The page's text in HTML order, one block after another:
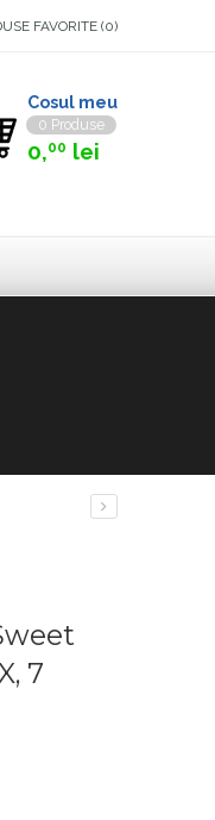
FAVORITE 0
Cosul meu
0 Produse
0,00 lei
7